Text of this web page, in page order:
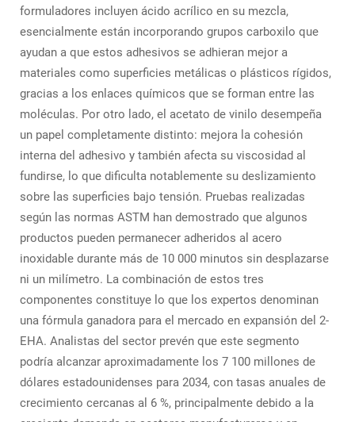
formuladores incluyen ácido acrílico en su mezcla,
esencialmente están incorporando grupos carboxilo que
ayudan a que estos adhesivos se adhieran mejor a
materiales como superficies metálicas o plásticos rígidos,
gracias a los enlaces químicos que se forman entre las
moléculas. Por otro lado, el acetato de vinilo desempeña
un papel completamente distinto: mejora la cohesión
interna del adhesivo y también afecta su viscosidad al
fundirse, lo que dificulta notablemente su deslizamiento
sobre las superficies bajo tensión. Pruebas realizadas
según las normas ASTM han demostrado que algunos
productos pueden permanecer adheridos al acero
inoxidable durante más de 10 000 minutos sin desplazarse
ni un milímetro. La combinación de estos tres
componentes constituye lo que los expertos denominan
una fórmula ganadora para el mercado en expansión del 2-
EHA. Analistas del sector prevén que este segmento
podría alcanzar aproximadamente los 7 100 millones de
dólares estadounidenses para 2034, con tasas anuales de
crecimiento cercanas al 6 %, principalmente debido a la